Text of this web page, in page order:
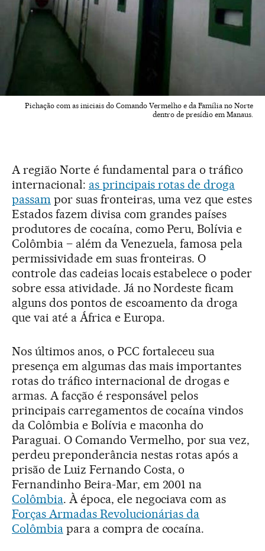
Pichação com as iniciais do Comando Vermelho e da Família no Norte
dentro de presídio em Manaus.
A região Norte é fundamental para o tráfico
internacional: as principais rotas de droga
passam por suas fronteiras, uma vez que estes
Estados fazem divisa com grandes países
produtores de cocaína, como Peru, Bolívia e
Colômbia – além da Venezuela, famosa pela
permissividade em suas fronteiras. O
controle das cadeias locais estabelece o poder
sobre essa atividade. Já no Nordeste ficam
alguns dos pontos de escoamento da droga
que vai até a África e Europa.
Nos últimos anos, o PCC fortaleceu sua
presença em algumas das mais importantes
rotas do tráfico internacional de drogas e
armas. A facção é responsável pelos
principais carregamentos de cocaína vindos
da Colômbia e Bolívia e maconha do
Paraguai. O Comando Vermelho, por sua vez,
perdeu preponderância nestas rotas após a
prisão de Luiz Fernando Costa, o
Fernandinho Beira-Mar, em 2001 na
Colômbia. À época, ele negociava com as
Forças Armadas Revolucionárias da
Colômbiapara a compra de cocaína.